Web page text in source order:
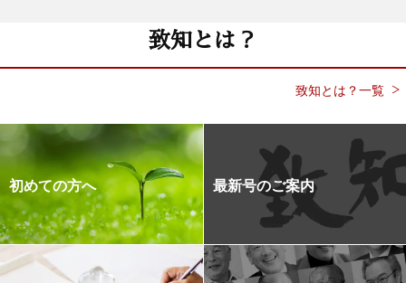
致知とは？
致知とは？一覧
初めての方へ 最新号のご案内